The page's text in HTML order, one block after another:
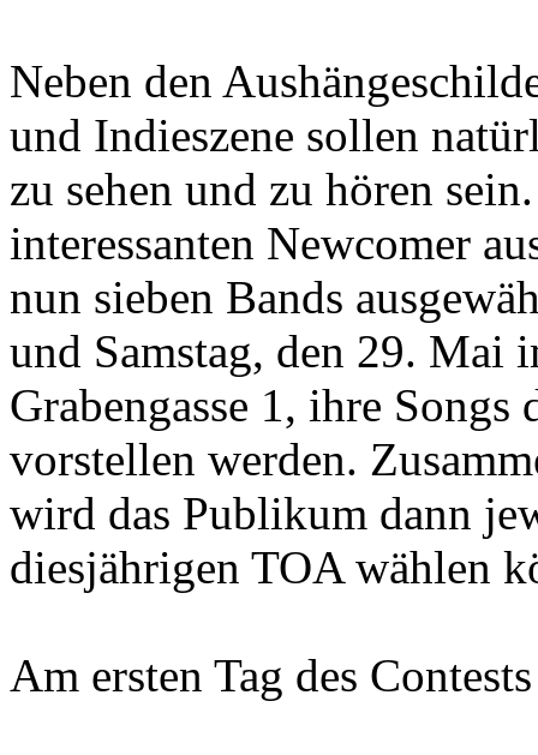
Neben den
und Indieszene sollen
zu sehen und zu hören
interessanten Newcomer
nun sieben Bands
und Samstag, den 29. Mai
Grabengasse 1, ihre
vorstellen werden.
wird das Publikum dann
diesjährigen TOA wählen
Am ersten Tag des